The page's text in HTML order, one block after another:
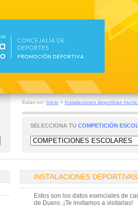
Estas en: Inicio > Instalaciones deportivas
SELECCIONA TU COMPETICIÓN
INSTALACIONES
Estos son los datos esenciales de
de Duero. ¡Te invitamos a visitarlas!